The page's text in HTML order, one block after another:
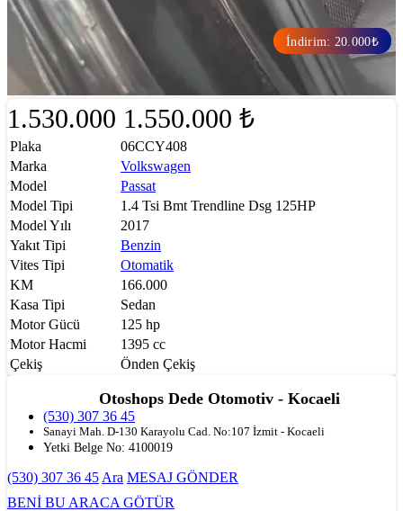
İndirim: 20.000₺
1.530.000 1.550.000 ₺
Plaka
06CCY408
Marka
Volkswagen
Model
Passat
Model Tipi
1.4 Tsi Bmt Trendline Dsg 125HP
Model Yılı
2017
Yakıt Tipi
Benzin
Vites Tipi
Otomatik
KM
166.000
Kasa Tipi
Sedan
Motor Gücü
125 hp
Motor Hacmi
1395 cc
Çekiş
Önden Çekiş
Otoshops Dede Otomotiv - Kocaeli
(530) 307 36 45
Sanayi Mah. D-130 Karayolu Cad. No:107 İzmit - Kocaeli
Yetki Belge No: 4100019
(530) 307 36 45 Ara MESAJ GÖNDER
BENİ BU ARACA GÖTÜR